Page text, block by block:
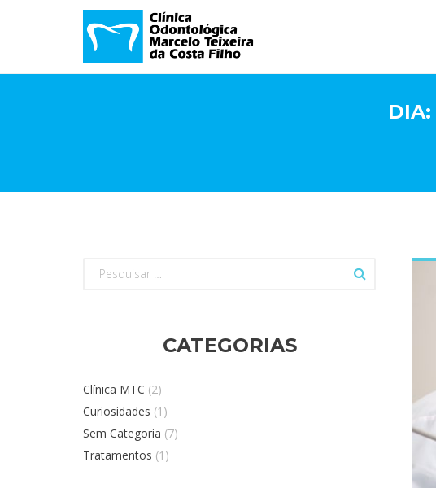
DIA:
Pesquisar
CATEGORIAS
Clínica MTC (2)
Curiosidades (1)
Sem Categoria (7)
Tratamentos (1)